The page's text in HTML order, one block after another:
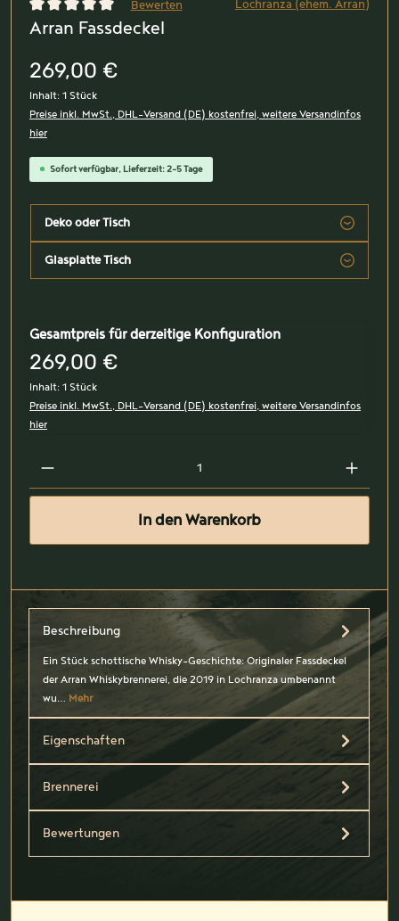
Durchschnittliche Bewertung von 0 von 5 Sternen
Bewerten Lochranza (ehem. Arran)
Arran Fassdeckel
269,00 €
Inhalt: 1 Stück
Preise inkl. MwSt., DHL-Versand (DE) kostenfrei, weitere Versandinfos
hier
Sofort verfügbar, Lieferzeit: 2-5 Tage
Deko oder Tisch
Glasplatte Tisch
Gesamtpreis für derzeitige Konfiguration
269,00 €
Inhalt: 1 Stück
Preise inkl. MwSt., DHL-Versand (DE) kostenfrei, weitere Versandinfos
hier
In den Warenkorb
Beschreibung
Ein Stück schottische Whisky-Geschichte: Originaler Fassdeckel
der Arran Whiskybrennerei, die 2019 in Lochranza umbenannt
wu… Mehr
Eigenschaften
Brennerei
Bewertungen